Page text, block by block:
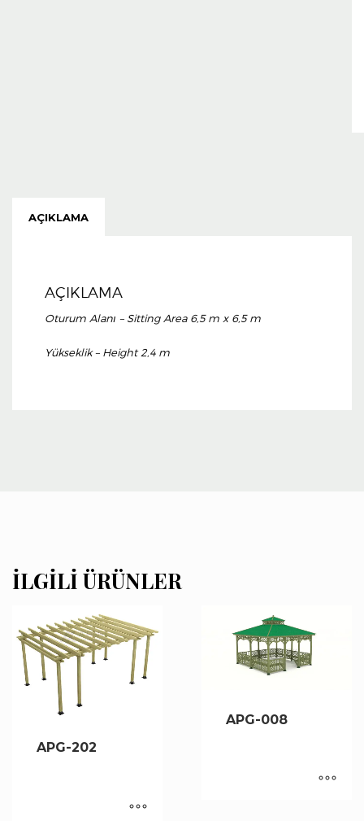
AÇIKLAMA
AÇIKLAMA
Oturum Alanı – Sitting Area 6,5 m x 6,5 m
Yükseklik – Height 2,4 m
İLGILI ÜRÜNLER
APG-202
APG-008